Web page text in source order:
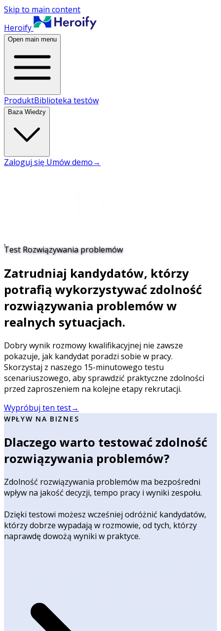
Skip to main content
Heroify
Open main menu
ProduktBiblioteka testów
Baza Wiedzy
Zaloguj się Umów demo→
Test Rozwiązywania problemów
Zatrudniaj kandydatów, którzy
potrafią wykorzystywać zdolność
rozwiązywania problemów w
realnych sytuacjach.
Dobry wynik rozmowy kwalifikacyjnej nie zawsze
pokazuje, jak kandydat poradzi sobie w pracy.
Skorzystaj z naszego 15-minutowego testu
scenariuszowego, aby sprawdzić praktyczne zdolności
przed zaproszeniem na kolejne etapy rekrutacji.
Wypróbuj ten test→
WPŁYW NA BIZNES
Dlaczego warto testować zdolność
rozwiązywania problemów?
Zdolność rozwiązywania problemów ma bezpośredni
wpływ na jakość decyzji, tempo pracy i wyniki zespołu.
Dzięki testowi możesz wcześniej odróżnić kandydatów,
którzy dobrze wypadają w rozmowie, od tych, którzy
naprawdę dowożą wyniki w praktyce.